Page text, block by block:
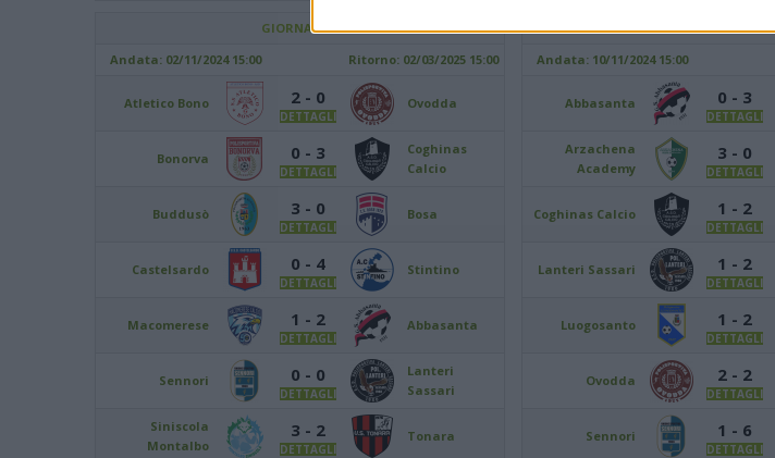
GIORNATA 9
Andata: 02/11/2024 15:00 Ritorno: 02/03/2025 15:00
Atletico Bono 2 - 0
DETTAGLI
Ovodda
Bonorva 0 - 3
DETTAGLI
Coghinas
Calcio
Buddusò 3 - 0
DETTAGLI
Bosa
Castelsardo 0 - 4
DETTAGLI
Stintino
Macomerese 1 - 2
DETTAGLI
Abbasanta
Sennori 0 - 0
DETTAGLI
Lanteri
Sassari
Siniscola
Montalbo
3 - 2
DETTAGLI
Tonara
GIORNATA 10
Andata: 10/11/2024 15:00
Abbasanta 0 - 3
DETTAGLI
Arzachena
Academy
3 - 0
DETTAGLI
Coghinas Calcio 1 - 2
DETTAGLI
Lanteri Sassari 1 - 2
DETTAGLI
Luogosanto 1 - 2
DETTAGLI
Ovodda 2 - 2
DETTAGLI
Sennori 1 - 6
DETTAGLI